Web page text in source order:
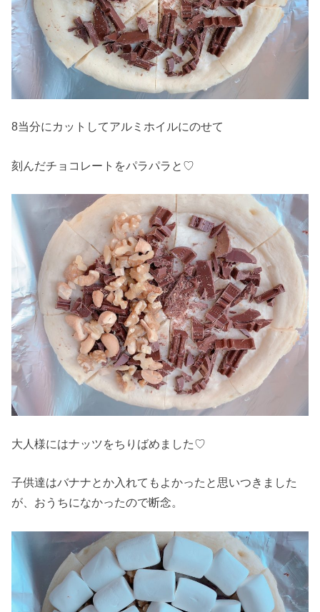
8当分にカットしてアルミホイルにのせて
刻んだチョコレートをパラパラと♡
大人様にはナッツをちりばめました♡
子供達はバナナとか入れてもよかったと思いつきました
が、おうちになかったので断念。